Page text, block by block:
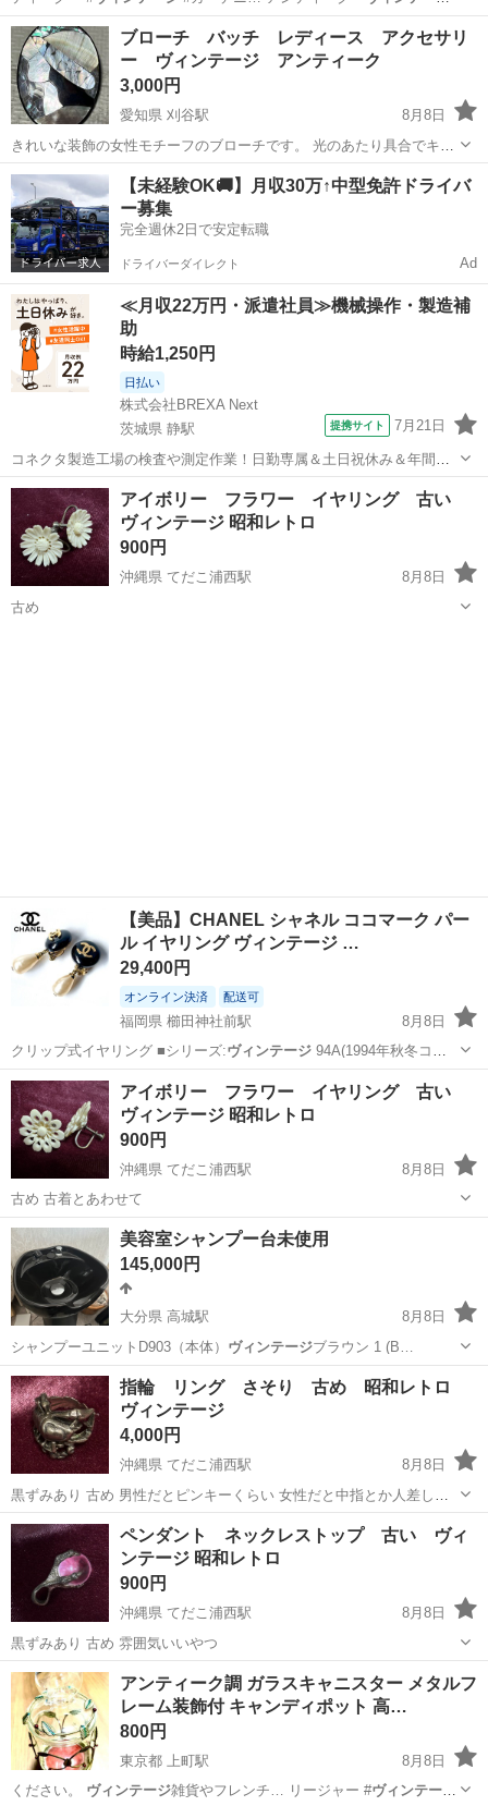
ジ・ビンテージ・…
福岡 福岡市
ブローチ バッチ レディース アクセサリ
ー ヴィンテージ アンティーク
3,000円
愛知県 刈谷駅
8月8日
きれいな装飾の女性モチーフのブローチです。 光のあたり具合でキラ
キラとした表情になり鮮やかに見えます。 現状渡しです。人の手に渡
ったお品ですのでその点十分ご理解の程お願い致します。 直接取りに
来れる方お願い致します。刈...
愛知 刈谷市 刈谷駅 アクセサリー
【未経験OK🚚】月収30万↑中型免許ドライバ
ー募集
完全週休2日で安定転職
ドライバーダイレクト Ad
≪月収22万円・派遣社員≫機械操作・製造補
助
時給1,250円
日払い
株式会社BREXA Next
茨城県 静駅
提携サイト 7月21日
コネクタ製造工場の検査や測定作業！日勤専属＆土日祝休み＆年間休
日128日★クリーンルーム内作業★マイカー通勤OK＆無料駐車場あり
★就業先食堂利用可！日払い制度あり！《茨城県常陸大宮市》 人気の
工場のお仕事 ◇コネクタ製造工...
茨城 常陸大宮市 静駅
アイボリー フラワー イヤリング 古い
ヴィンテージ 昭和レトロ
900円
沖縄県 てだこ浦西駅
8月8日
古め
【美品】CHANEL シャネル ココマーク パー
ル イヤリング ヴィンテージ …
29,400円
オンライン決済 配送可
福岡県 櫛田神社前駅
8月8日
クリップ式イヤリング ■シリーズ:ヴィンテージ94A(1994年秋冬コレ
クショ…
福岡 福岡市 櫛田神社前駅 アクセサリー
アイボリー フラワー イヤリング 古い
ヴィンテージ 昭和レトロ
900円
沖縄県 てだこ浦西駅
8月8日
古め 古着とあわせて
沖縄 中頭郡 てだこ浦西駅 アクセサリー
美容室シャンプー台未使用
145,000円
大分県 高城駅
8月8日
シャンプーユニットD903（本体） ヴィンテージ ブラウン 1 (B…
大分 大分市 高城駅 その他 美容室
指輪 リング さそり 古め 昭和レトロ
ヴィンテージ
4,000円
沖縄県 てだこ浦西駅
8月8日
黒ずみあり 古め 男性だとピンキーくらい 女性だと中指とか人差し指
くらい
沖縄 中頭郡 てだこ浦西駅 アクセサリー
ペンダント ネックレストップ 古い ヴィ
ンテージ 昭和レトロ
900円
沖縄県 てだこ浦西駅
8月8日
黒ずみあり 古め 雰囲気いいやつ
沖縄 中頭郡 てだこ浦西駅 アクセサリー
アンティーク調 ガラスキャニスター メタルフ
レーム装飾付 キャンディポット 高…
800円
東京都 上町駅
8月8日
ください。 ヴィンテージ雑貨やフレンチ… リージャー #ヴィンテージ